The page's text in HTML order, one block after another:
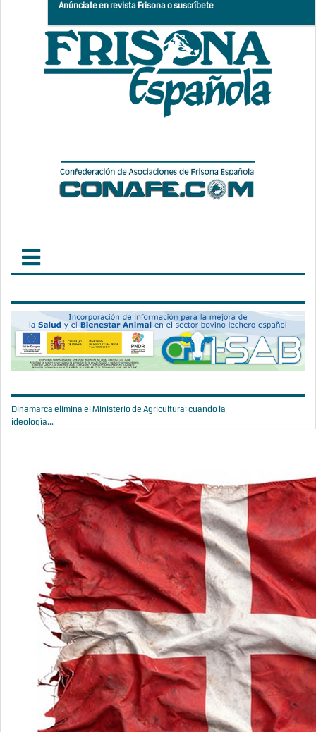
Anúnciate en revista Frisona o suscríbete
Dinamarca elimina el Ministerio de Agricultura: cuando la
ideología...